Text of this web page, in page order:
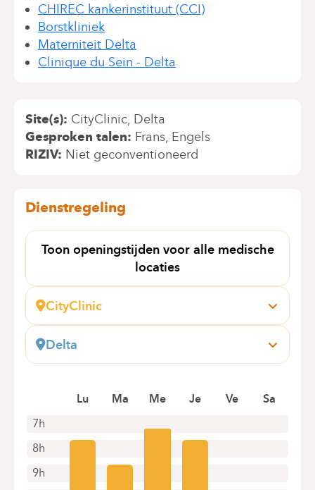
CHIREC kankerinstituut (CCI)
Borstkliniek
Materniteit Delta
Clinique du Sein - Delta
Site(s) CityClinic Delta
Gesproken talen Frans Engels
RIZIV Niet geconventioneerd
Dienstregeling
Toon openingstijden voor alle medische
locaties
CityClinic
Avenue Louise, 235 B
1050 Bruxelles (Ixelles)
Delta
Boulevard du Triomphe, 160
+32 2 434 81 18
Alleen telefonische afspraken
7h
8h
9h
Lu Ma Me Je Ve Sa